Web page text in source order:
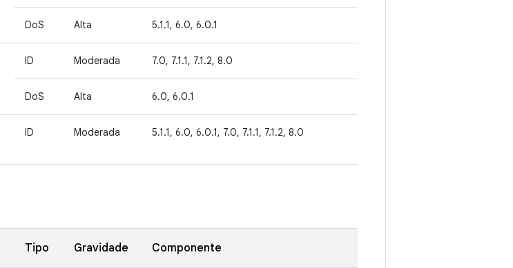
DoS Alta 5.1.1, 6.0, 6.0.1
ID Moderada 7.0, 7.1.1, 7.1.2, 8.0
DoS Alta 6.0, 6.0.1
ID Moderada 5.1.1, 6.0, 6.0.1, 7.0, 7.1.1, 7.1.2, 8.0
Tipo Gravidade Componente